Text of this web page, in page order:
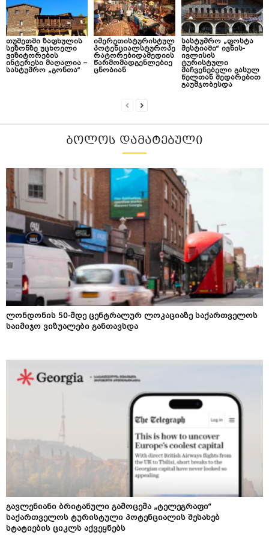
თუშეთში ზაფხულის
სეზონზე უცხოელი
ვიზიტორების
ინტერესი მაღალია –
სასტუმრო „გონთა“
იმერეთისტურისტულ
პოტენციალსტუროპე
რატორებიდამედიის
წარმომადგენლებიე
ცნობიან
სასტუმრო „ფოსტა
მესტიაში“ ივნის-
ივლისის
ტურისტული
მაჩვენებელი გასულ
წელთან შედარებით
გაუმჯობესდა
ᲑᲝᲚᲝᲡ ᲓᲐᲛᲐᲢᲔᲑᲣᲚᲘ
ლონდონის 50-მდე ცენტრალურ ლოკაციაზე საქართველოს
საიმიჯო ვიზუალები განთავსდა
გავლენიანი ბრიტანული გამოცემა „ტელეგრაფი“
საქართველოს ტურისტული პოტენციალის შესახებ
სტატიების ციკლს აქვეყნებს